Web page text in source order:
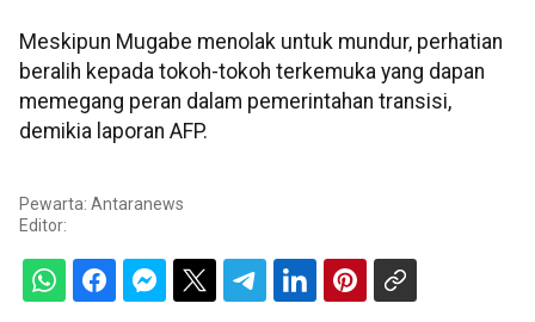
Meskipun Mugabe menolak untuk mundur, perhatian
beralih kepada tokoh-tokoh terkemuka yang dapan
memegang peran dalam pemerintahan transisi,
demikia laporan AFP.
Pewarta: Antaranews
Editor: